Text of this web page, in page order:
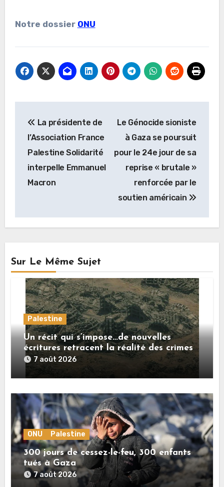
Notre dossier ONU
de
l’article
La présidente de
l’Association France
Palestine Solidarité
interpelle Emmanuel
Macron
Le Génocide sioniste
à Gaza se poursuit
pour le 24e jour de sa
reprise « brutale »
renforcée par le
soutien américain
Sur Le Même Sujet
Palestine
Un récit qui s’impose…de nouvelles
écritures retracent la réalité des crimes
sionistes à Gaza
7 août 2026
ONU Palestine
300 jours de cessez-le-feu, 300 enfants
tués à Gaza
7 août 2026